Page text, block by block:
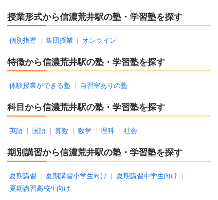
授業形式から信濃荒井駅の塾・学習塾を探す
個別指導 | 集団授業 | オンライン
特徴から信濃荒井駅の塾・学習塾を探す
体験授業ができる塾 | 自習室ありの塾
科目から信濃荒井駅の塾・学習塾を探す
英語 | 国語 | 算数 | 数学 | 理科 | 社会
期別講習から信濃荒井駅の塾・学習塾を探す
夏期講習 | 夏期講習小学生向け | 夏期講習中学生向け |
夏期講習高校生向け